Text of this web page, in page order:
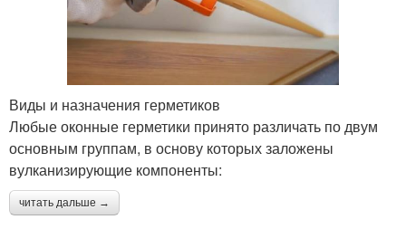
Виды и назначения герметиков
Любые оконные герметики принято различать по двум
основным группам, в основу которых заложены
вулканизирующие компоненты:
читать дальше →